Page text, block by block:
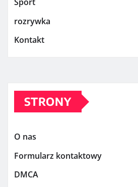
rozrywka
Kontakt
STRONY
O nas
Formularz kontaktowy
DMCA